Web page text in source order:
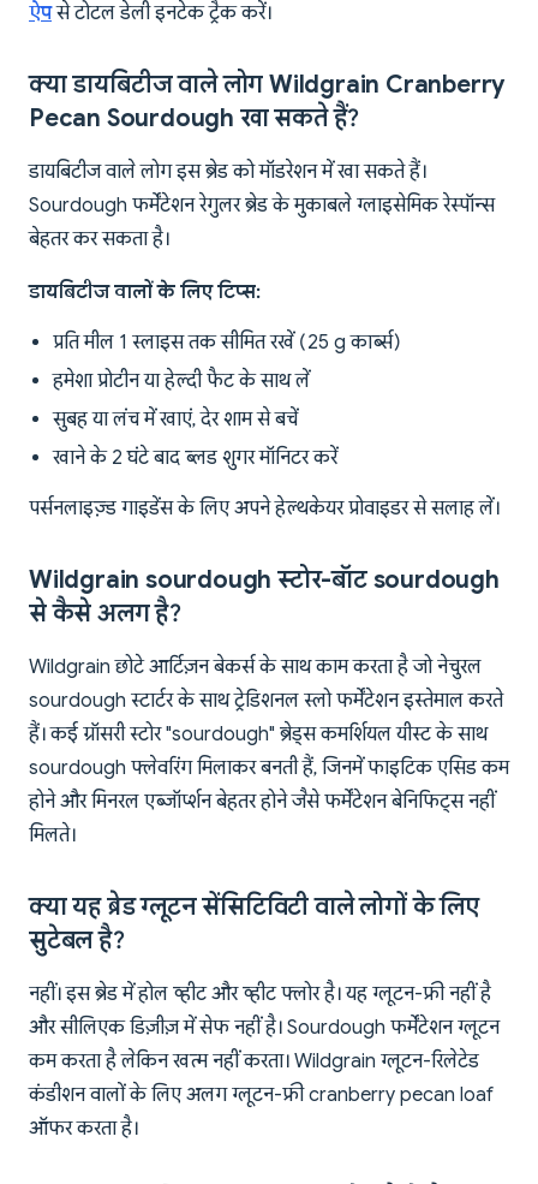
ऐपसे टोटल डेली इनटेक ट्रैक करें।
क्या डायबिटीज वाले लोग Wildgrain Cranberry
Pecan Sourdough खा सकते हैं?
डायबिटीज वाले लोग इस ब्रेड को मॉडरेशन में खा सकते हैं।
Sourdough फर्मेंटेशन रेगुलर ब्रेड के मुकाबले ग्लाइसेमिक रेस्पॉन्स
बेहतर कर सकता है।
डायबिटीज वालों के लिए टिप्स:
प्रति मील 1 स्लाइस तक सीमित रखें (25 g कार्ब्स)
हमेशा प्रोटीन या हेल्दी फैट के साथ लें
सुबह या लंच में खाएं, देर शाम से बचें
खाने के 2 घंटे बाद ब्लड शुगर मॉनिटर करें
पर्सनलाइज़्ड गाइडेंस के लिए अपने हेल्थकेयर प्रोवाइडर से सलाह लें।
Wildgrain sourdough स्टोर-बॉट sourdough
से कैसे अलग है?
Wildgrain छोटे आर्टिज़न बेकर्स के साथ काम करता है जो नेचुरल
sourdough स्टार्टर के साथ ट्रेडिशनल स्लो फर्मेंटेशन इस्तेमाल करते
हैं। कई ग्रॉसरी स्टोर "sourdough" ब्रेड्स कमर्शियल यीस्ट के साथ
sourdough फ्लेवरिंग मिलाकर बनती हैं, जिनमें फाइटिक एसिड कम
होने और मिनरल एब्जॉर्प्शन बेहतर होने जैसे फर्मेंटेशन बेनिफिट्स नहीं
मिलते।
क्या यह ब्रेड ग्लूटन सेंसिटिविटी वाले लोगों के लिए
सुटेबल है?
नहीं। इस ब्रेड में होल व्हीट और व्हीट फ्लोर है। यह ग्लूटन-फ्री नहीं है
और सीलिएक डिज़ीज़ में सेफ नहीं है। Sourdough फर्मेंटेशन ग्लूटन
कम करता है लेकिन खत्म नहीं करता। Wildgrain ग्लूटन-रिलेटेड
कंडीशन वालों के लिए अलग ग्लूटन-फ्री cranberry pecan loaf
ऑफर करता है।